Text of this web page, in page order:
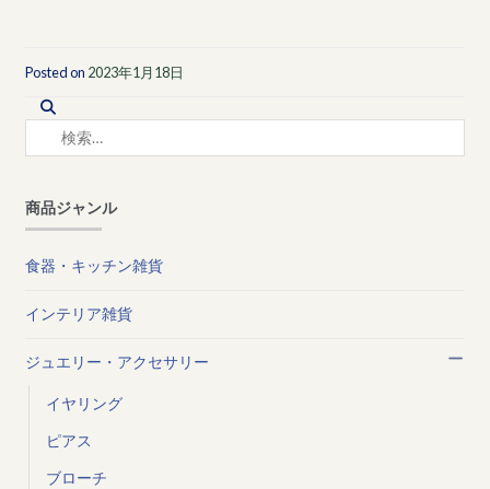
Posted on 2023年1月18日
索:
商品ジャンル
食器・キッチン雑貨
インテリア雑貨
ジュエリー・アクセサリー
イヤリング
ピアス
ブローチ